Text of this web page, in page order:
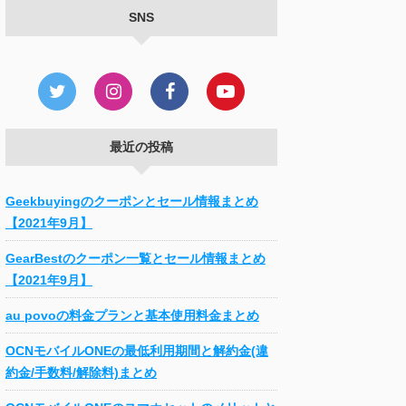
SNS
最近の投稿
Geekbuyingのクーポンとセール情報まとめ
【2021年9月】
GearBestのクーポン一覧とセール情報まとめ
【2021年9月】
au povoの料金プランと基本使用料金まとめ
OCNモバイルONEの最低利用期間と解約金(違
約金/手数料/解除料)まとめ